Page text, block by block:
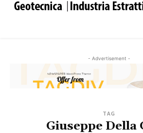
- Advertisement -
TAG
Giuseppe Della